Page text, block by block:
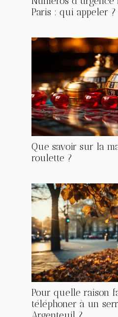
Paris : qui appeler ?
Que savoir sur la
roulette ?
Pour quelle raison
téléphoner à un